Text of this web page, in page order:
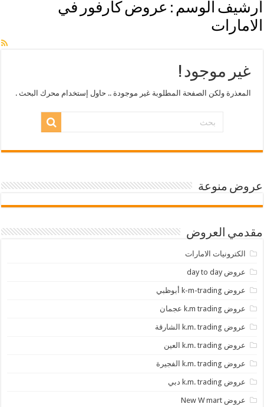
أرشيف الوسم : عروض كارفور في
الامارات
غير موجود !
المعذرة ولكن الصفحة المطلوبة غير موجودة .. حاول إستخدام محرك البحث .
عروض منوعة
مقدمي العروض
الكترونيات الامارات
عروض day to day
عروض k-m-trading أبوظبي
عروض k.m trading عجمان
عروض k.m. trading الشارقة
عروض k.m. trading العين
عروض k.m. trading الفجيرة
عروض k.m. trading دبي
عروض New W mart